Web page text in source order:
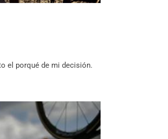
el porqué de mi decisión.